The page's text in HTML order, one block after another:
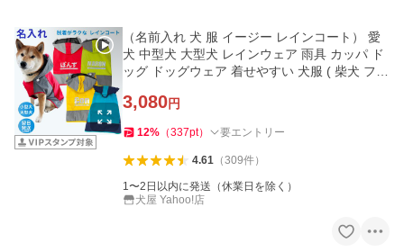
（名前入れ 犬 服 イージー レインコート） 愛
犬 中型犬 大型犬 レインウェア 雨具 カッパ ド
ッグ ドッグウェア 着せやすい 犬服 ( 柴犬 フレ
3,080円
12% （337pt） 要エントリー
4.61（309件）
1〜2日以内に発送（休業日を除く）
犬屋 Yahoo!店